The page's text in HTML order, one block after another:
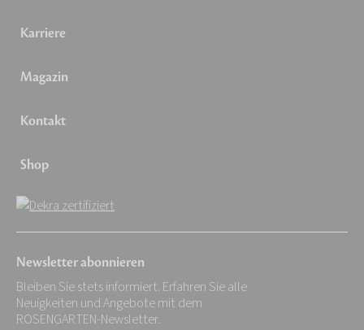
Karriere
Magazin
Kontakt
Shop
Newsletter abonnieren
Bleiben Sie stets informiert. Erfahren Sie alle
Neuigkeiten und Angebote mit dem
ROSENGARTEN-Newsletter.